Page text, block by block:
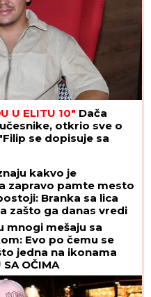
U ELITU 10" Dača
otkrio sve o
se dopisuje sa
kakvo je
a zapravo pamte mesto
Branka sa lica
zašto ga danas vredi
mnogi mešaju sa
Evo po čemu se
jedna na ikonama
SA OČIMA